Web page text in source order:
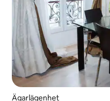
Ägarlägenhet